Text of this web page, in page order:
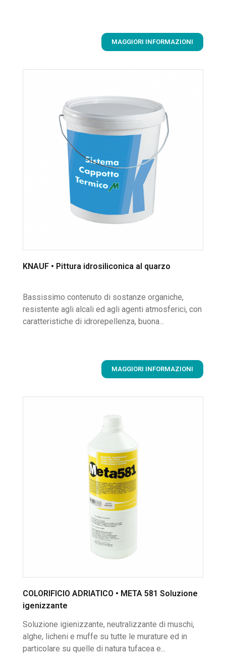
MAGGIORI INFORMAZIONI
KNAUF • Pittura idrosiliconica al quarzo
Bassissimo contenuto di sostanze organiche,
resistente agli alcali ed agli agenti atmosferici, con
caratteristiche di idrorepellenza, buona...
MAGGIORI INFORMAZIONI
COLORIFICIO ADRIATICO • META 581 Soluzione
igenizzante
Soluzione igienizzante, neutralizzante di muschi,
alghe, licheni e muffe su tutte le murature ed in
particolare su quelle di natura tufacea e...